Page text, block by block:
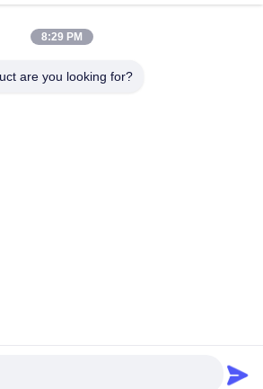
얻으십시
Products Co., Ltd. 모든 권리는 보호됩
8:29 PM
are you looking for?